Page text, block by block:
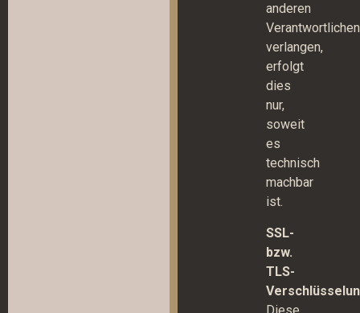
anderen
Verantwortlichen
verlangen,
erfolgt
dies
nur,
soweit
es
technisch
machbar
ist.
SSL-
bzw.
TLS-
Diese